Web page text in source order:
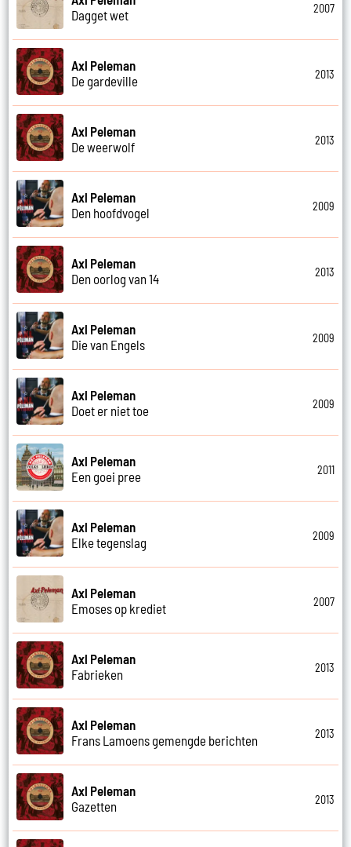
Dagget wet
2007
Axl Peleman
De gardeville
2013
Axl Peleman
De weerwolf
2013
Axl Peleman
Den hoofdvogel
2009
Axl Peleman
Den oorlog van 14
2013
Axl Peleman
Die van Engels
2009
Axl Peleman
Doet er niet toe
2009
Axl Peleman
Een goei pree
2011
Axl Peleman
Elke tegenslag
2009
Axl Peleman
Emoses op krediet
2007
Axl Peleman
Fabrieken
2013
Axl Peleman
Frans Lamoens gemengde berichten
2013
Axl Peleman
Gazetten
2013